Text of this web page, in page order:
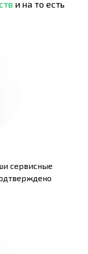
и на то есть
сервисные